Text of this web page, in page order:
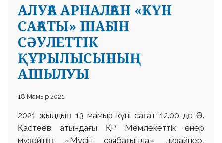
АЛУҒА АРНАЛҒАН «КҮН
САҒАТЫ» ШАҒЫН
СӘУЛЕТТІК
ҚҰРЫЛЫСЫНЫҢ
АШЫЛУЫ
18 Мамыр 2021
2021 жылдың 13 мамыр күні сағат 12.00-де Ә.
Қастеев атындағы ҚР Мемлекеттік өнер
музейінің «Мүсін саябағында» дизайнер,